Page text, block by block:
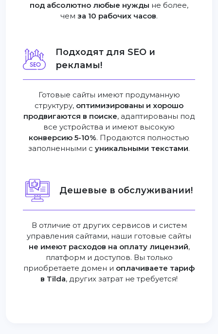
под абсолютно любые нужды не более,
чем за 10 рабочих часов.
Подходят для SEO и
рекламы!
Готовые сайты имеют продуманную
структуру, оптимизированы и хорошо
продвигаются в поиске, адаптированы под
все устройства и имеют высокую
конверсию 5-10%. Продаются полностью
заполненными с уникальными текстами.
Дешевые в обслуживании!
В отличие от других сервисов и систем
управления сайтами, наши готовые сайты
не имеют расходов на оплату лицензий,
платформ и доступов. Вы только
приобретаете домен и оплачиваете тариф
в Tilda, других затрат не требуется!